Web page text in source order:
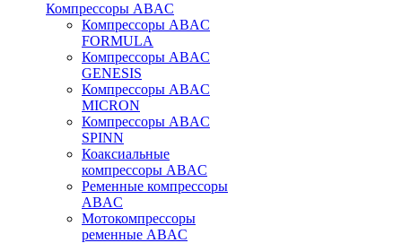
Компрессоры ABAC
Компрессоры ABAC
FORMULA
Компрессоры ABAC
GENESIS
Компрессоры ABAC
MICRON
Компрессоры ABAC
SPINN
Коаксиальные
компрессоры ABAC
Ременные компрессоры
ABAC
Мотокомпрессоры
ременные ABAC